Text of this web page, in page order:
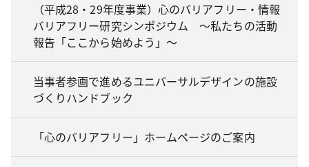
（平成28・29年度事業）心のバリアフリー・情報
バリアフリー研究シンポジウム ～私たちの活動
報告「ここから始めよう」～
当事者参画で進めるユニバーサルデザインの施設
づくりハンドブック
「心のバリアフリー」ホームページのご案内